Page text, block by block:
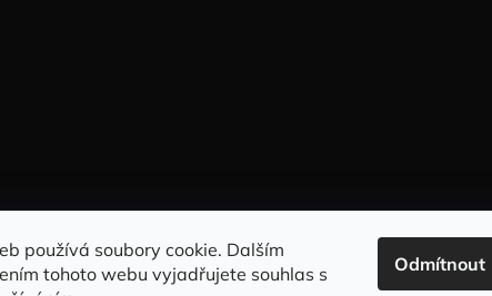
používá soubory cookie. Dalším
tohoto webu vyjadřujete souhlas s
Odmítnout
Sleduj nás na FACEBOOKU
INFORMACE PRO VÁS